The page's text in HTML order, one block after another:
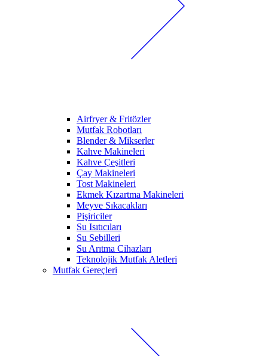
Airfryer & Fritözler
Mutfak Robotları
Blender & Mikserler
Kahve Makineleri
Kahve Çeşitleri
Çay Makineleri
Tost Makineleri
Ekmek Kızartma Makineleri
Meyve Sıkacakları
Pişiriciler
Su Isıtıcıları
Su Sebilleri
Su Arıtma Cihazları
Teknolojik Mutfak Aletleri
Mutfak Gereçleri